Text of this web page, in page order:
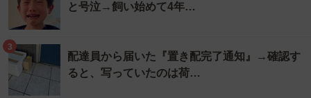
と号泣→飼い始めて4年…
3
配達員から届いた『置き配完了通知』→確認す
ると、写っていたのは荷…